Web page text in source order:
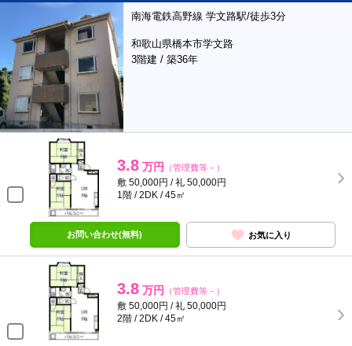
南海電鉄高野線 学文路駅/徒歩3分
和歌山県橋本市学文路
3階建 / 築36年
3.8 万円 （管理費等－）
敷 50,000円 / 礼 50,000円
1階 / 2DK / 45㎡
お問い合わせ(無料) お気に入り
3.8 万円 （管理費等－）
敷 50,000円 / 礼 50,000円
2階 / 2DK / 45㎡